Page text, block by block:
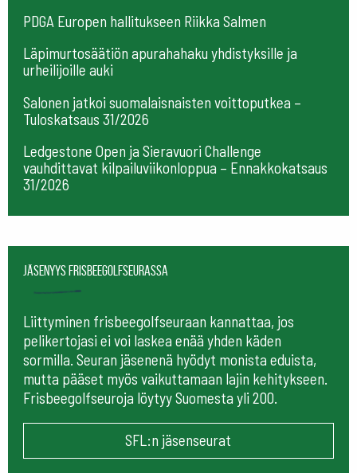
PDGA Europen hallitukseen Riikka Salmen
Läpimurtosäätiön apurahahaku yhdistyksille ja
urheilijoille auki
Salonen jatkoi suomalaisnaisten voittoputkea –
Tuloskatsaus 31/2026
Ledgestone Open ja Sieravuori Challenge
vauhdittavat kilpailuviikonloppua – Ennakkokatsaus
31/2026
Jäsenyys frisbeegolfseurassa
Liittyminen frisbeegolfseuraan kannattaa, jos
pelikertojasi ei voi laskea enää yhden käden
sormilla. Seuran jäsenenä hyödyt monista eduista,
mutta pääset myös vaikuttamaan lajin kehitykseen.
Frisbeegolfseuroja löytyy Suomesta yli 200.
SFL:n jäsenseurat